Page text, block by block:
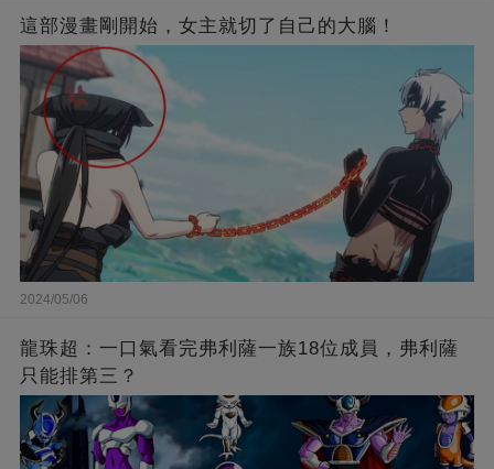
這部漫畫剛開始，女主就切了自己的大腦！
2024/05/06
龍珠超：一口氣看完弗利薩一族18位成員，弗利薩
只能排第三？